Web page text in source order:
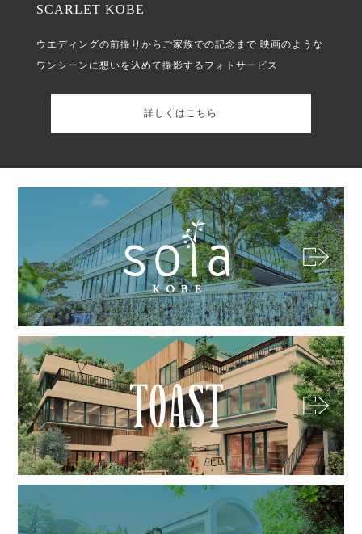
SCARLET KOBE
ウエディングの前撮りからご家族での記念まで 映画のような
ワンシーンに想いを込めて撮影するフォトサービス
詳しくはこちら